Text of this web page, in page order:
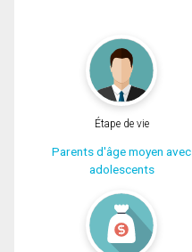
Étape de vie
Parents d'âge moyen avec
adolescents